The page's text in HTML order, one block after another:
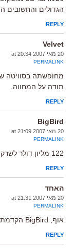
הגדולים והחשובים
REPLY
Velvet
20 מאי 2007 at 20:34
PERMALINK
תודה על המחווה.
REPLY
BigBird
20 מאי 2007 at 21:09
PERMALINK
122 מליון דולר לשרק 3 בסופ"ש הראשון בארה"ב.
REPLY
האחד
20 מאי 2007 at 21:31
PERMALINK
אוף, BigBird הקדמת אותי, אני רציתי לשלוח את זה קודם.
REPLY